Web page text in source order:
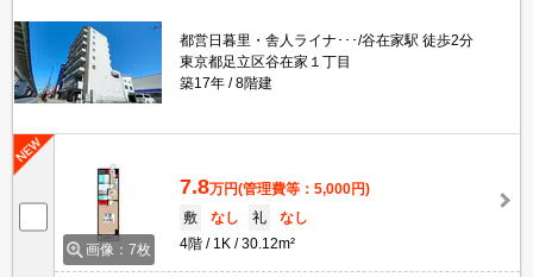
都営日暮里・舎人ライナ･･･/谷在家駅 徒歩2分
東京都足立区谷在家１丁目
築17年
8階建
画像：7枚
7.8万円(管理費等：5,000円)
敷
なし 礼
なし
4階
1K 30.12m²